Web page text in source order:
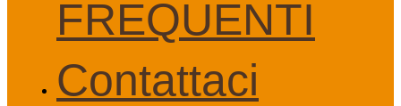
FREQUENTI
Contattaci